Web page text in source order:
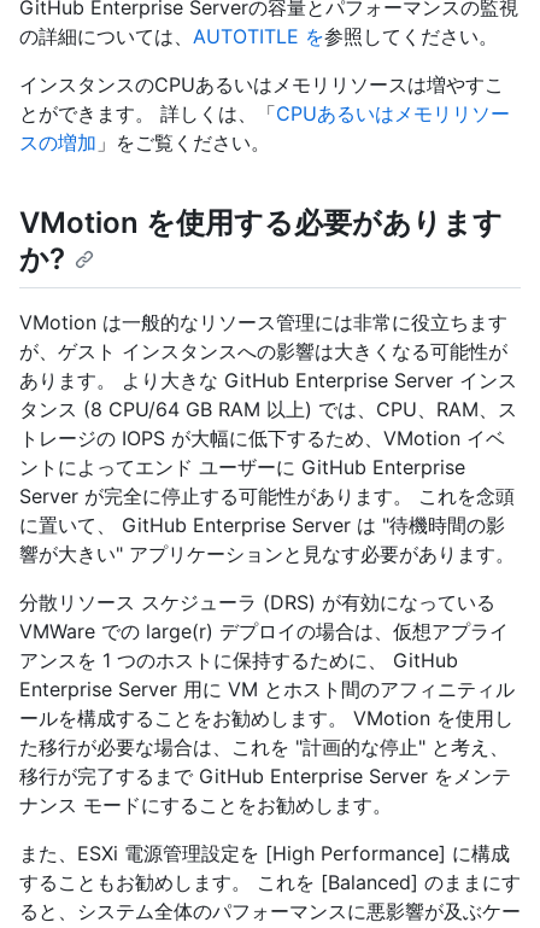
GitHub Enterprise Serverの容量とパフォーマンスの監視
の詳細については、 AUTOTITLE を参照してください。
インスタンスのCPUあるいはメモリリソースは増やすこ
とができます。 詳しくは、「CPUあるいはメモリリソー
スの増加 」をご覧ください。
VMotion を使用する必要があります
か?
VMotion は一般的なリソース管理には非常に役立ちます
が、ゲスト インスタンスへの影響は大きくなる可能性が
あります。 より大きな GitHub Enterprise Server インス
タンス (8 CPU/64 GB RAM 以上) では、CPU、RAM、ス
トレージの IOPS が大幅に低下するため、VMotion イベ
ントによってエンド ユーザーに GitHub Enterprise
Server が完全に停止する可能性があります。 これを念頭
に置いて、 GitHub Enterprise Server は "待機時間の影
響が大きい" アプリケーションと見なす必要があります。
分散リソース スケジューラ (DRS) が有効になっている
VMWare での large(r) デプロイの場合は、仮想アプライ
アンスを 1 つのホストに保持するために、 GitHub
Enterprise Server 用に VM とホスト間のアフィニティル
ールを構成することをお勧めします。 VMotion を使用し
た移行が必要な場合は、これを "計画的な停止" と考え、
移行が完了するまで GitHub Enterprise Server をメンテ
ナンス モードにすることをお勧めします。
また、ESXi 電源管理設定を [High Performance] に構成
することもお勧めします。 これを [Balanced] のままにす
ると、システム全体のパフォーマンスに悪影響が及ぶケー